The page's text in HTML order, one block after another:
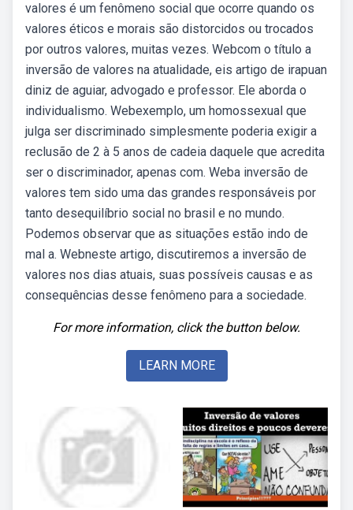
valores é um fenômeno social que ocorre quando os
valores éticos e morais são distorcidos ou trocados
por outros valores, muitas vezes. Webcom o título a
inversão de valores na atualidade, eis artigo de irapuan
diniz de aguiar, advogado e professor. Ele aborda o
individualismo. Webexemplo, um homossexual que
julga ser discriminado simplesmente poderia exigir a
reclusão de 2 à 5 anos de cadeia daquele que acredita
ser o discriminador, apenas com. Weba inversão de
valores tem sido uma das grandes responsáveis por
tanto desequilíbrio social no brasil e no mundo.
Podemos observar que as situações estão indo de
mal a. Webneste artigo, discutiremos a inversão de
valores nos dias atuais, suas possíveis causas e as
consequências desse fenômeno para a sociedade.
For more information, click the button below.
LEARN MORE